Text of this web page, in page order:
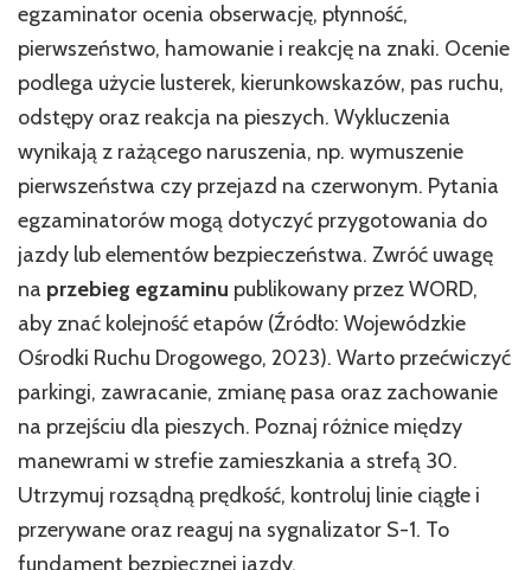
egzaminator ocenia obserwację, płynność,
pierwszeństwo, hamowanie i reakcję na znaki. Ocenie
podlega użycie lusterek, kierunkowskazów, pas ruchu,
odstępy oraz reakcja na pieszych. Wykluczenia
wynikają z rażącego naruszenia, np. wymuszenie
pierwszeństwa czy przejazd na czerwonym. Pytania
egzaminatorów mogą dotyczyć przygotowania do
jazdy lub elementów bezpieczeństwa. Zwróć uwagę
na przebieg egzaminu publikowany przez WORD,
aby znać kolejność etapów (Źródło: Wojewódzkie
Ośrodki Ruchu Drogowego, 2023). Warto przećwiczyć
parkingi, zawracanie, zmianę pasa oraz zachowanie
na przejściu dla pieszych. Poznaj różnice między
manewrami w strefie zamieszkania a strefą 30.
Utrzymuj rozsądną prędkość, kontroluj linie ciągłe i
przerywane oraz reaguj na sygnalizator S-1. To
fundament bezpiecznej jazdy.